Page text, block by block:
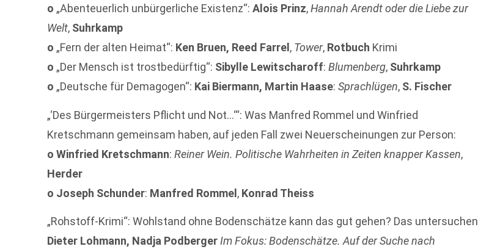
o „Abenteuerlich unbürgerliche Existenz“:Alois Prinz,Hannah Arendt oder die Liebe zur
Welt, Suhrkamp
o „Fern der alten Heimat“: Ken Bruen, Reed Farrel , Tower, Rotbuch Krimi
o „Der Mensch ist trostbedürftig“: Sibylle Lewitscharoff:Blumenberg, Suhrkamp
o „Deutsche für Demagogen“: Kai Biermann, Martin Haase:Sprachlügen, S. Fischer
„‘Des Bürgermeisters Pflicht und Not…‘“: Was Manfred Rommel und Winfried
Kretschmann gemeinsam haben, auf jeden Fall zwei Neuerscheinungen zur Person:
o Winfried Kretschmann:Reiner Wein. Politische Wahrheiten in Zeiten knapper Kassen,
Herder
o Joseph Schunder: Manfred Rommel, Konrad Theiss
„Rohstoff-Krimi“: Wohlstand ohne Bodenschätze kann das gut gehen? Das untersuchen
Dieter Lohmann, Nadja Podberger Im Fokus: Bodenschätze. Auf der Suche nach